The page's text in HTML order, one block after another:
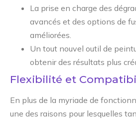
La prise en charge des
avancés et des options de
améliorées.
Un tout nouvel outil de
obtenir des résultats plus
Flexibilité et
En plus de la myriade de
une des raisons pour lesquelles